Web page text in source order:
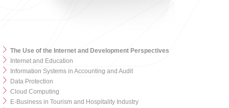
The Use of the Internet and Development Perspectives
Internet and Education
Information Systems in Accounting and Audit
Data Protection
Cloud Computing
E-Business in Tourism and Hospitality Industry